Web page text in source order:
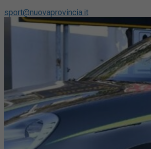
sport@nuovaprovincia.it